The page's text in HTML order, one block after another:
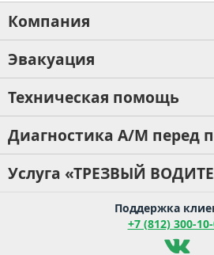
Компания
Эвакуация
Техническая помощь
Диагностика А/М перед
Услуга «ТРЕЗВЫЙ
Поддержка
+7 (812) 300-